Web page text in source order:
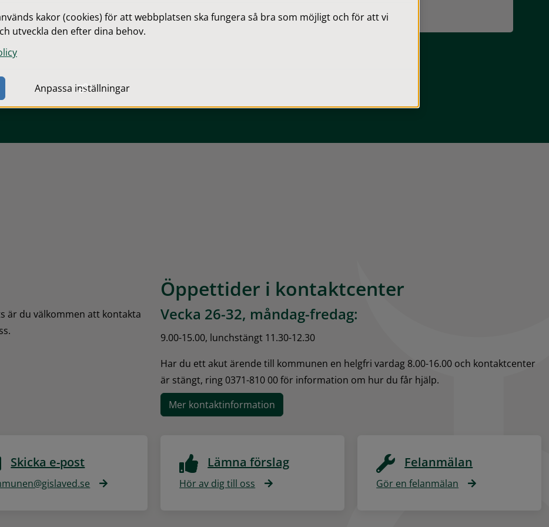
är du välkommen att kontakta
Öppettider i kontaktcenter
Vecka 26-32, måndag-fredag:
9.00-15.00, lunchstängt 11.30-12.30
Har du ett akut ärende till kommunen en helgfri vardag 8.00-16.00 och kontaktcenter
är stängt, ring 0371-810 00 för information om hur du får hjälp.
Mer kontaktinformation
Skicka e-post Lämna förslag
Hör av dig till oss
Felanmälan
Gör en felanmälan
kakor (cookies) för att webbplatsen ska fungera så bra som möjligt och för att vi
utveckla den efter dina behov.
Anpassa inställningar